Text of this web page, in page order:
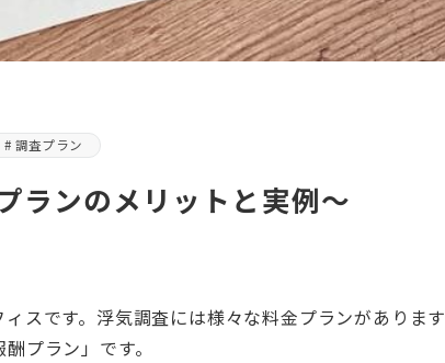
調査プラン
ランのメリットと実例～
スです。浮気調査には様々な料金プランがあります
プラン」です。